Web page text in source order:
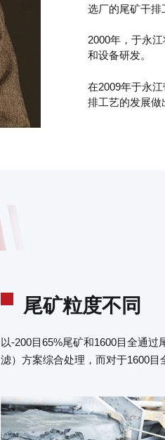
选厂的尾矿干排
2000年，于永
和设备研发。
在2009年于永
排工艺的发展做
尾矿粒度不同
以-200目65%尾矿和1600目全通
滤）方案综合处理，而对于1600目